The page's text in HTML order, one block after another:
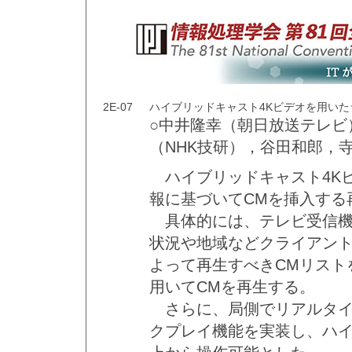
2E-07 ハイブリッドキャスト4Kビデオを用い
○中井隆幸（朝日放送テレ
（NHK技研），谷田和郎
ハイブリッドキャスト4K
報に基づいてCMを挿入す
具体的には、テレビ受信
状況や地域などクライアン
よって再生すべきCMリス
用いてCMを再生する。
さらに、局側でリアルタ
クプレイ機能を実装し、ハ